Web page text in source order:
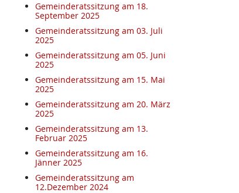
Gemeinderatssitzung am 18.
September 2025
Gemeinderatssitzung am 03. Juli
2025
Gemeinderatssitzung am 05. Juni
2025
Gemeinderatssitzung am 15. Mai
2025
Gemeinderatssitzung am 20. März
2025
Gemeinderatssitzung am 13.
Februar 2025
Gemeinderatssitzung am 16.
Jänner 2025
Gemeinderatssitzung am
12.Dezember 2024